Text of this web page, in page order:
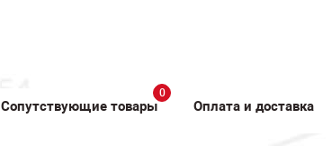
Сопутствующие товары
0
Оплата и доставка